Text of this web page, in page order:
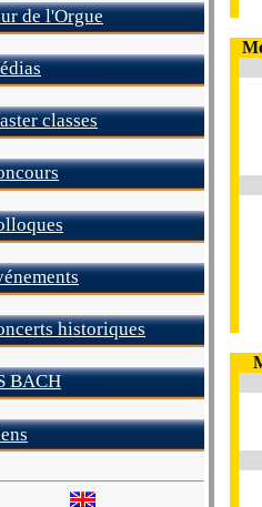
de l'Orgue
classes
historiques
BACH